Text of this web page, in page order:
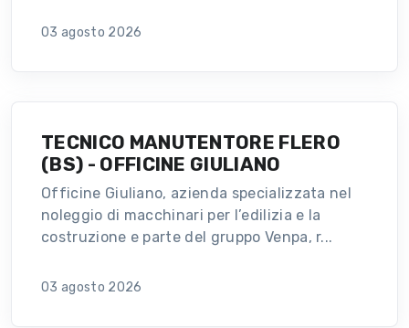
03 agosto 2026
TECNICO MANUTENTORE FLERO
(BS) - OFFICINE GIULIANO
Officine Giuliano, azienda specializzata nel
noleggio di macchinari per l’edilizia e la
costruzione e parte del gruppo Venpa, r...
03 agosto 2026